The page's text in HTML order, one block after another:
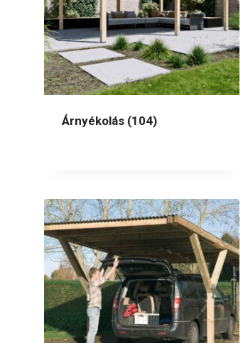
Árnyékolás (104)